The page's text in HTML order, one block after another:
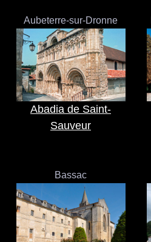
Aubeterre-sur-Dronne
Abadia de Saint-
Sauveur
Bassac